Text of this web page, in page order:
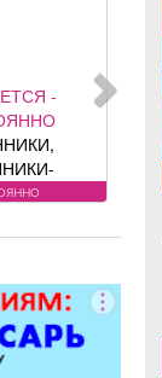
-
грузовых
к
по